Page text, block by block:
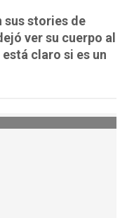
stories de
ver su cuerpo al
claro si es un